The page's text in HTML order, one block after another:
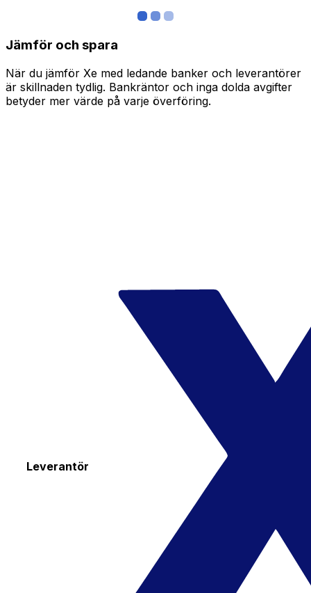
Jämför och spara
När du jämför Xe med ledande banker och leverantörer
är skillnaden tydlig. Bankräntor och inga dolda avgifter
betyder mer värde på varje överföring.
Leverantör